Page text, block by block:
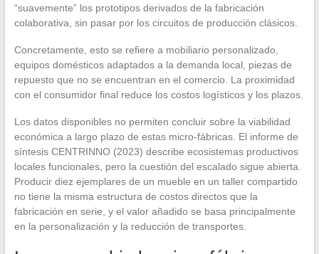
“suavemente” los prototipos derivados de la fabricación
colaborativa, sin pasar por los circuitos de producción clásicos.
Concretamente, esto se refiere a mobiliario personalizado,
equipos domésticos adaptados a la demanda local, piezas de
repuesto que no se encuentran en el comercio. La proximidad
con el consumidor final reduce los costos logísticos y los plazos.
Los datos disponibles no permiten concluir sobre la viabilidad
económica a largo plazo de estas micro-fábricas. El informe de
síntesis CENTRINNO (2023) describe ecosistemas productivos
locales funcionales, pero la cuestión del escalado sigue abierta.
Producir diez ejemplares de un mueble en un taller compartido
no tiene la misma estructura de costos directos que la
fabricación en serie, y el valor añadido se basa principalmente
en la personalización y la reducción de transportes.